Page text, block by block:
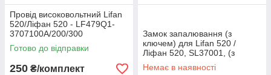
Провід високовольтний Lifan
520/Ліфан 520 - LF479Q1-
3707100A/200/300
Готово до відправки
250 ₴/комплект
Замок запалювання (з
ключем) для Lifan 520 /
Ліфан 520, SL37001, (з
розбірки)
Немає в наявності